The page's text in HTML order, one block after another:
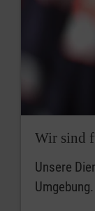
Wir sind
Unsere
Umgebung.